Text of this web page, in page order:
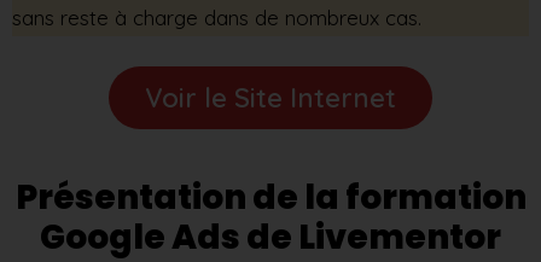
sans reste à charge dans de nombreux cas.
Voir le Site Internet
Présentation de la formation
Google Ads de Livementor